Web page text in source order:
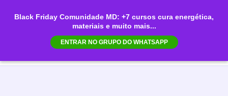
Black Friday Comunidade MD: +7 cursos cura energética,
materiais e muito mais...
ENTRAR NO GRUPO DO WHATSAPP
para